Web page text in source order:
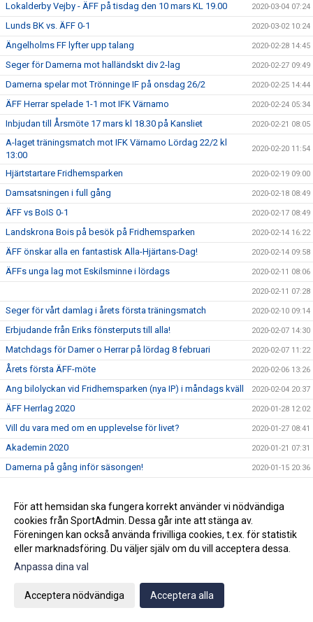
Lokalderby Vejby - ÄFF på tisdag den 10 mars KL 19.00 2020-03-04 07:24
Lunds BK vs. ÄFF 0-1 2020-03-02 10:24
Ängelholms FF lyfter upp talang 2020-02-28 14:45
Seger för Damerna mot halländskt div 2-lag 2020-02-27 09:49
Damerna spelar mot Trönninge IF på onsdag 26/2 2020-02-25 14:44
ÄFF Herrar spelade 1-1 mot IFK Värnamo 2020-02-24 05:34
Inbjudan till Årsmöte 17 mars kl 18.30 på Kansliet 2020-02-21 08:05
A-laget träningsmatch mot IFK Värnamo Lördag 22/2 kl
13:00
2020-02-20 11:54
Hjärtstartare Fridhemsparken 2020-02-19 09:00
Damsatsningen i full gång 2020-02-18 08:49
ÄFF vs BoIS 0-1 2020-02-17 08:49
Landskrona Bois på besök på Fridhemsparken 2020-02-14 16:22
ÄFF önskar alla en fantastisk Alla-Hjärtans-Dag! 2020-02-14 09:58
ÄFFs unga lag mot Eskilsminne i lördags 2020-02-11 08:06
2020-02-11 07:28
Seger för vårt damlag i årets första träningsmatch 2020-02-10 09:14
Erbjudande från Eriks fönsterputs till alla! 2020-02-07 14:30
Matchdags för Damer o Herrar på lördag 8 februari 2020-02-07 11:22
Årets första ÄFF-möte 2020-02-06 13:26
Ang bilolyckan vid Fridhemsparken (nya IP) i måndags kväll 2020-02-04 20:37
ÄFF Herrlag 2020 2020-01-28 12:02
Vill du vara med om en upplevelse för livet? 2020-01-27 08:41
Akademin 2020 2020-01-21 07:31
Damerna på gång inför säsongen! 2020-01-15 20:36
Träningarna är i full gång på Fridhemsparken 2020-01-14 11:17
Julhälsning! 2019-12-20 07:42
2019-12-18 08:54
3:e advent=3 stjärnor
Wilma Törnqvist klar för ÄFF
För att hemsidan ska fungera korrekt använder vi nödvändiga
cookies från SportAdmin. Dessa går inte att stänga av.
Föreningen kan också använda frivilliga cookies, t.ex. för statistik
eller marknadsföring. Du väljer själv om du vill acceptera dessa.
Anpassa dina val
Acceptera nödvändiga Acceptera alla